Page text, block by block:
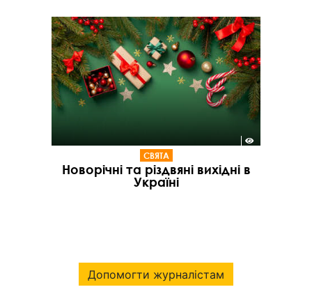
СВЯТА
Новорічні та різдвяні вихідні в
Україні
Допомогти журналістам